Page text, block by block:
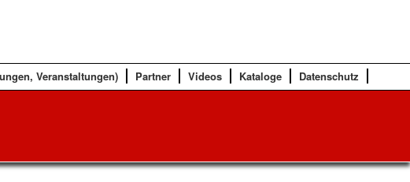
Veranstaltungen) Partner Videos Kataloge Datenschutz